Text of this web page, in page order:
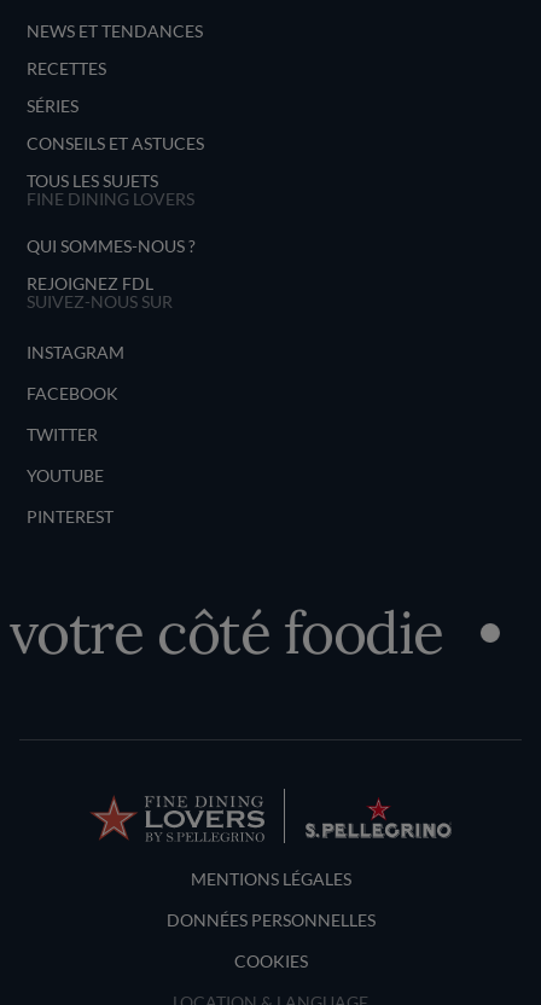
NEWS ET TENDANCES
RECETTES
SÉRIES
CONSEILS ET ASTUCES
TOUS LES SUJETS
FINE DINING LOVERS
QUI SOMMES-NOUS ?
REJOIGNEZ FDL
SUIVEZ-NOUS SUR
INSTAGRAM
FACEBOOK
TWITTER
YOUTUBE
PINTEREST
côté foodie
Terms and Conditions
MENTIONS LÉGALES
DONNÉES PERSONNELLES
COOKIES